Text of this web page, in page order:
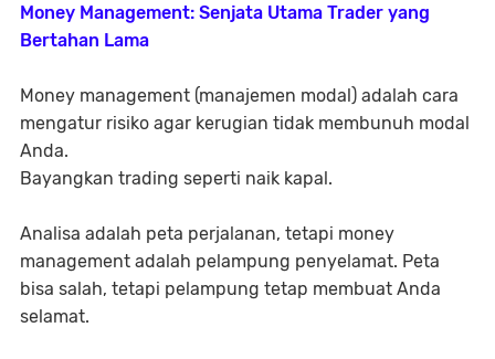
Money Management: Senjata Utama Trader yang
Bertahan Lama
Money management (manajemen modal) adalah cara
mengatur risiko agar kerugian tidak membunuh modal
Anda.
Bayangkan trading seperti naik kapal.
Analisa adalah peta perjalanan, tetapi money
management adalah pelampung penyelamat. Peta
bisa salah, tetapi pelampung tetap membuat Anda
selamat.